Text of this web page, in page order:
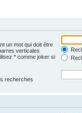
un mot qui doit être
verticales
* comme joker si
recherches